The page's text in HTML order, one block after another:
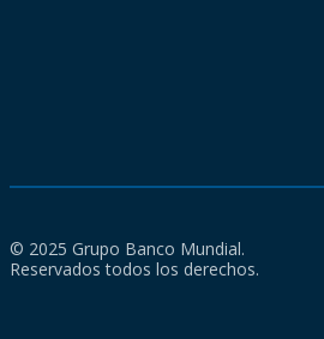
© 2025 Grupo Banco Mundial.
Reservados todos los derechos.